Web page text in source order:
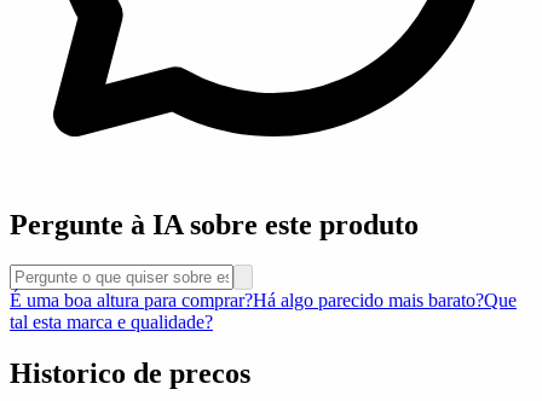
Pergunte à IA sobre este produto
É uma boa altura para comprar?Há algo parecido mais barato?Que
tal esta marca e qualidade?
Historico de precos